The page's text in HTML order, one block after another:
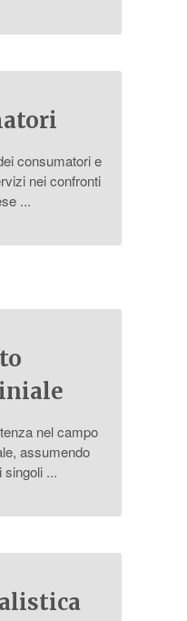
consumatori e
nei confronti
...
nel campo
assumendo
singoli ...